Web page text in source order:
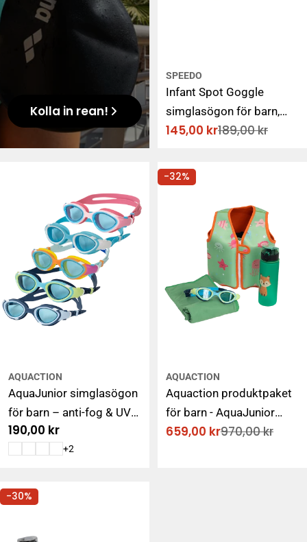
Kolla in rean!
SPEEDO
Infant Spot Goggle
simglasögon för barn,
rosa
Rabatterat
145,00 kr
Ordinarie189,00 kr
AQUACTION
AquaJunior simglasögon
för barn – anti-fog & UV-
skyddade simglasögon
Ordinarie
pris
190,00 kr
+2
-32%
AQUACTION
Aquaction produktpaket
för barn - AquaJunior
simglasögon,
Rabatterat
659,00 kr
Ordinarie970,00 kr
-30%